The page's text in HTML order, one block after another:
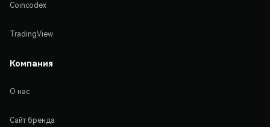
Coincodex
TradingView
Компания
О нас
Сайт бренда